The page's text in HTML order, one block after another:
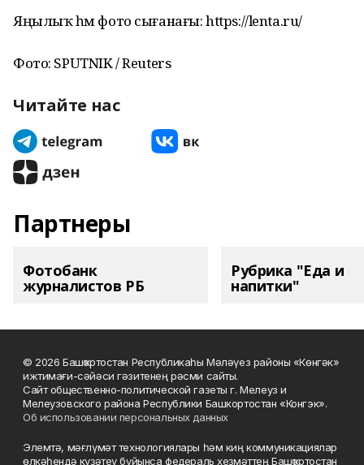
Яңылыҡ һәм фото сығанағы: https://lenta.ru/
Фото: SPUTNIK / Reuters
Читайте нас
Партнеры
Фотобанк
журналистов РБ
Рубрика "Еда и
напитки"
© 2026 Башҡортостан Республикаһы Мәләүез районы «Көнгәк»
ижтимағи-сәйәси гәзитенең рәсми сайты.
Сайт общественно-политической газеты г. Мелеуз и
Мелеузовского района Республики Башкортостан «Конгэк».
Об использовании персональных данных
Элемтә, мәғлүмәт технологиялары һәм киң коммуникациялар
өлкәһендә күҙәтеү буйынса федераль хеҙмәттең Башҡортостан